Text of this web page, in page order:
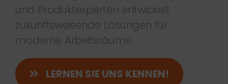
und Produktexperten entwickelt
zukunftsweisende Lösungen für
moderne Arbeitsräume.
LERNEN SIE UNS KENNEN!